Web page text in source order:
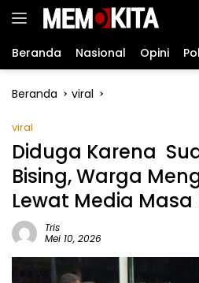
Langsung
Beranda Nasional Opini
Beranda viral
viral
Diduga Karena
Bising, Warga
Lewat Media Masa
Tris
Mei 10, 2026